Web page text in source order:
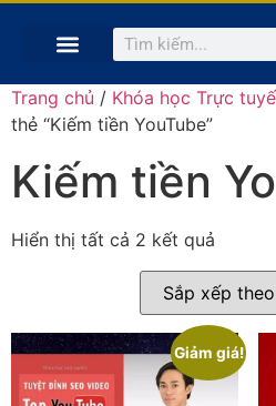
Trang chủ / Khóa học Trực
thẻ “Kiếm tiền YouTube”
Kiếm tiền
Hiển thị tất cả 2 kết quả
Giảm giá!